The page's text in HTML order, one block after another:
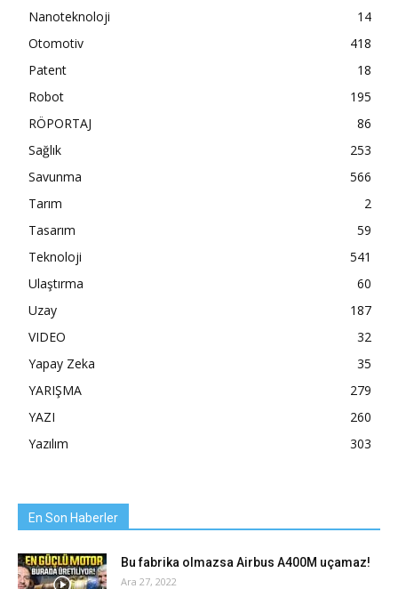
Nanoteknoloji
14
Otomotiv
418
Patent
18
Robot
195
RÖPORTAJ
86
Sağlık
253
Savunma
566
Tarım
2
Tasarım
59
Teknoloji
541
Ulaştırma
60
Uzay
187
VIDEO
32
Yapay Zeka
35
YARIŞMA
279
YAZI
260
Yazılım
303
En Son Haberler
Bu fabrika olmazsa Airbus A400M uçamaz!
Ara 27, 2022